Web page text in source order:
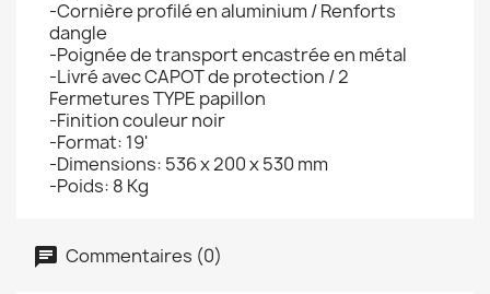
-Cornière profilé en aluminium / Renforts
dangle
-Poignée de transport encastrée en métal
-Livré avec CAPOT de protection / 2
Fermetures TYPE papillon
-Finition couleur noir
-Format: 19'
-Dimensions: 536 x 200 x 530 mm
-Poids: 8 Kg
Commentaires (0)